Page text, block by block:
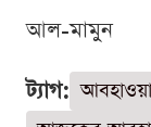
আল-মামুন
ট্যাগ: